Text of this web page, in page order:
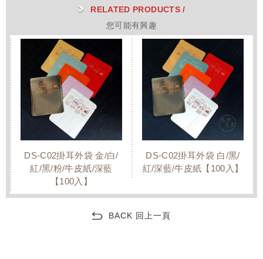
RELATED PRODUCTS /
您可能有興趣
DS-C02掛耳外袋 金/白/
紅/黑/粉/牛皮紙/深藍
【100入】
DS-C02掛耳外袋 白/黑/
紅/深藍/牛皮紙【100入】
BACK 回上一頁